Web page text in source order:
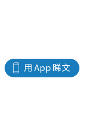
用 App 睇文